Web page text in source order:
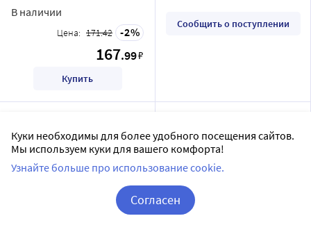
В наличии
Цена: 171.42 2
167.99₽
Купить
Сообщить о поступлении
Куки необходимы для более удобного посещения сайтов.
Мы используем куки для вашего комфорта!
Узнайте больше про использование cookie.
Согласен